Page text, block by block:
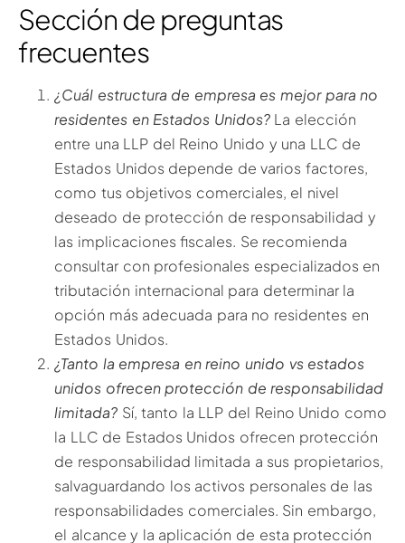
Sección de preguntas
frecuentes
¿Cuál estructura de empresa es mejor para no
residentes en Estados Unidos? La elección
entre una LLP del Reino Unido y una LLC de
Estados Unidos depende de varios factores,
como tus objetivos comerciales, el nivel
deseado de protección de responsabilidad y
las implicaciones fiscales. Se recomienda
consultar con profesionales especializados en
tributación internacional para determinar la
opción más adecuada para no residentes en
Estados Unidos.
¿Tanto la empresa en reino unido vs estados
unidos ofrecen protección de responsabilidad
limitada? Sí, tanto la LLP del Reino Unido como
la LLC de Estados Unidos ofrecen protección
de responsabilidad limitada a sus propietarios,
salvaguardando los activos personales de las
responsabilidades comerciales. Sin embargo,
el alcance y la aplicación de esta protección